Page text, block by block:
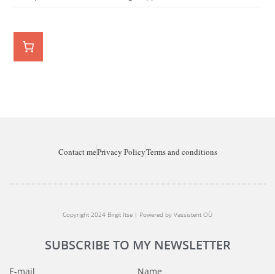
Contact mePrivacy PolicyTerms and conditions
Copyright 2024 Birgit Itse | Powered by Vassistent OÜ
SUBSCRIBE TO MY NEWSLETTER
E-mail Name